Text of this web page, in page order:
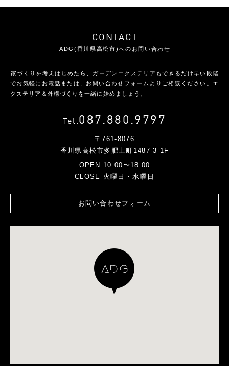
CONTACT
ADG(香川県高松市)へのお問い合わせ
家づくりを考えはじめたら、ガーデンエクステリアもできるだけ早い段階
でお気軽にお電話または、お問い合わせフォームよりご相談ください。 エ
クステリア＆外構づくりを一緒に始めましょう。
Tel.087.880.9797
〒761-8076
香川県高松市多肥上町1487-3-1F
OPEN 10:00〜18:00
CLOSE 火曜日・水曜日
お問い合わせフォーム